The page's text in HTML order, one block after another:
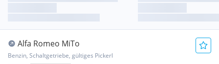
Alfa Romeo MiTo
Benzin, Schaltgetriebe, gültiges Pickerl